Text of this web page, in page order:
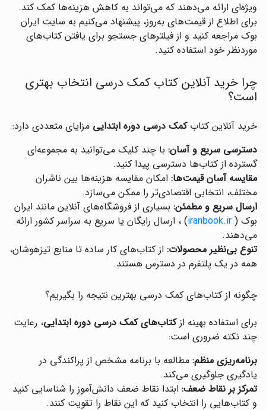
ویژه‌ای ارائه می‌دهند که می‌تواند به کاهش هزینه‌ها کمک کند.
برای اطلاع از قیمت‌های به‌روز، پیشنهاد می‌کنیم به سایت ایران
بوک مراجعه کنید و از فیلترهای جستجو برای یافتن کتاب‌های
موردنظر خود استفاده کنید.
چرا خرید آنلاین کتاب کمک درسی انتخاب بهتری
است؟
خرید آنلاین کتابکمک درسی دوره ابتدایی مزایای متعددی دارد:
دسترسی سریع و آسان: با چند کلیک می‌توانید به مجموعه‌ای
گسترده از کتاب‌ها دسترسی پیدا کنید.
مقایسه آسان قیمت‌ها: امکان مقایسه هزینه‌ها بین ناشران
مختلف، انتخابی اقتصادی‌تر را ممکن می‌سازد.
ارسال سریع و مطمئن: بسیاری از فروشگاه‌های آنلاین مانند ایران
بوک ( iranbook.ir) ، ارسال رایگان یا سریع به سراسر کشور ارائه
می‌دهند.
تنوع بی‌نظیر محصولات: از کتاب‌های کار ساده تا منابع تیزهوشان،
همه در یک پلتفرم در دسترس هستند.
چگونه از کتاب‌های کمک درسی بهترین نتیجه را بگیریم؟
برای استفاده بهینه ازکتاب‌های کمک درسی دوره ابتدایی، رعایت
چند نکته ضروری است:
برنامه‌ریزی منظم: مطالعه با برنامه مشخص از پراکندگی در
یادگیری جلوگیری می‌کند.
تمرکز بر نقاط ضعف: ابتدا نقاط ضعف دانش‌آموز را شناسایی کنید
و کتاب‌هایی را انتخاب کنید که این نقاط را تقویت کنند.